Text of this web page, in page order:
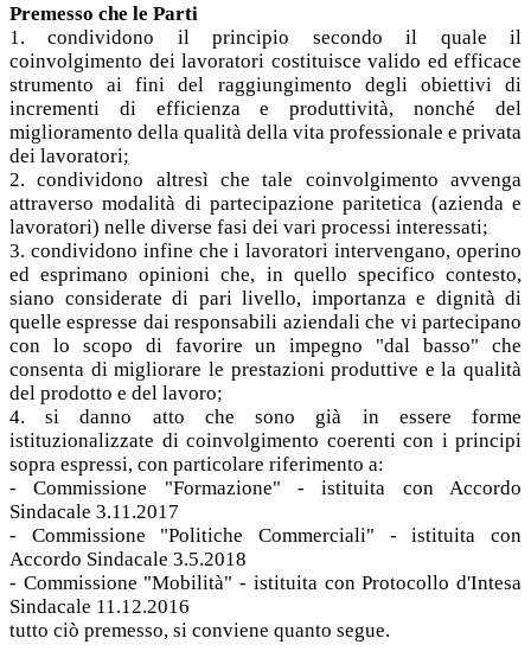
Premesso che le Parti
1. condividono il principio secondo il quale il
coinvolgimento dei lavoratori costituisce valido ed efficace
strumento ai fini del raggiungimento degli obiettivi di
incrementi di efficienza e produttività, nonché del
miglioramento della qualità della vita professionale e privata
dei lavoratori;
2. condividono altresì che tale coinvolgimento avvenga
attraverso modalità di partecipazione paritetica (azienda e
lavoratori) nelle diverse fasi dei vari processi interessati;
3. condividono infine che i lavoratori intervengano, operino
ed esprimano opinioni che, in quello specifico contesto,
siano considerate di pari livello, importanza e dignità di
quelle espresse dai responsabili aziendali che vi partecipano
con lo scopo di favorire un impegno "dal basso" che
consenta di migliorare le prestazioni produttive e la qualità
del prodotto e del lavoro;
4. si danno atto che sono già in essere forme
istituzionalizzate di coinvolgimento coerenti con i principi
sopra espressi, con particolare riferimento a:
- Commissione "Formazione" - istituita con Accordo
Sindacale 3.11.2017
- Commissione "Politiche Commerciali" - istituita con
Accordo Sindacale 3.5.2018
- Commissione "Mobilità" - istituita con Protocollo d'Intesa
Sindacale 11.12.2016
tutto ciò premesso, si conviene quanto segue.